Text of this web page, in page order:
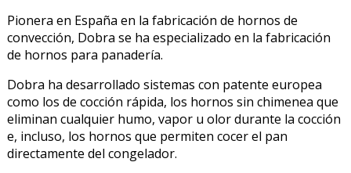
Pionera en España en la fabricación de hornos de
convección, Dobra se ha especializado en la fabricación
de hornos para panadería.
Dobra ha desarrollado sistemas con patente europea
como los de cocción rápida, los hornos sin chimenea que
eliminan cualquier humo, vapor u olor durante la cocción
e, incluso, los hornos que permiten cocer el pan
directamente del congelador.